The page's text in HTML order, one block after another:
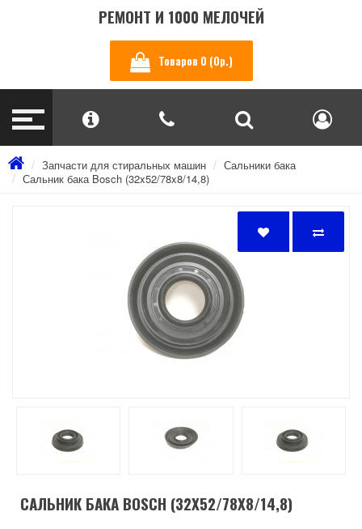
РЕМОНТ И 1000 МЕЛОЧЕЙ
Товаров 0 (0р.)
Запчасти для стиральных машин
Сальники бака
Сальник бака Bosch (32x52/78x8/14,8)
САЛЬНИК БАКА BOSCH (32X52/78X8/14,8)